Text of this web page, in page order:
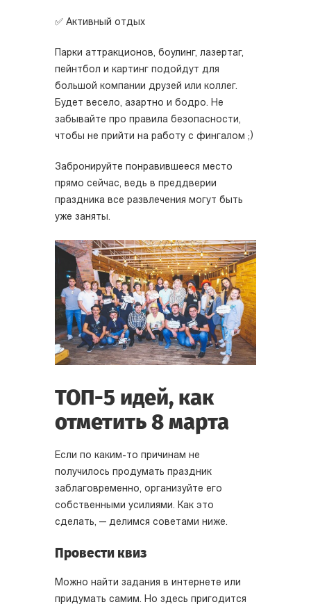
✅ Активный отдых
Парки аттракционов, боулинг, лазертаг,
пейнтбол и картинг подойдут для
большой компании друзей или коллег.
Будет весело, азартно и бодро. Не
забывайте про правила безопасности,
чтобы не прийти на работу с фингалом ;)
Забронируйте понравившееся место
прямо сейчас, ведь в преддверии
праздника все развлечения могут быть
уже заняты.
ТОП-5 идей, как
отметить 8 марта
Если по каким-то причинам не
получилось продумать праздник
заблаговременно, организуйте его
собственными усилиями. Как это
сделать, — делимся советами ниже.
Провести квиз
Можно найти задания в интернете или
придумать самим. Но здесь пригодится